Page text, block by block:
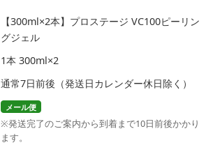
【300ml×2本】プロステージ VC100ピーリン
グジェル
1本 300ml×2
通常7日前後（発送日カレンダー休日除く）
メール便
※発送完了のご案内から到着まで10日前後かかり
ます。